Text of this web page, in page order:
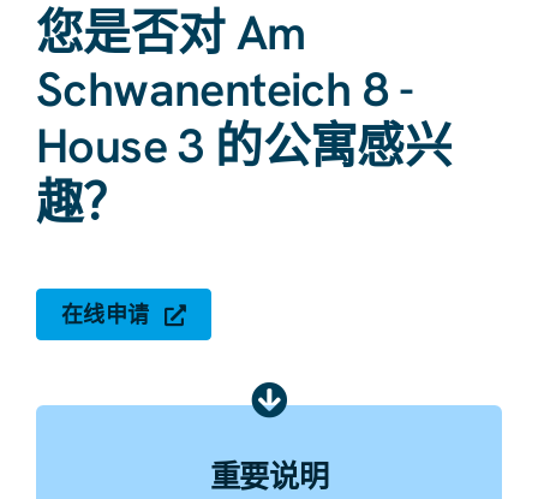
您是否对 Am
Schwanenteich 8 -
House 3 的公寓感兴
趣？
在线申请
重要说明